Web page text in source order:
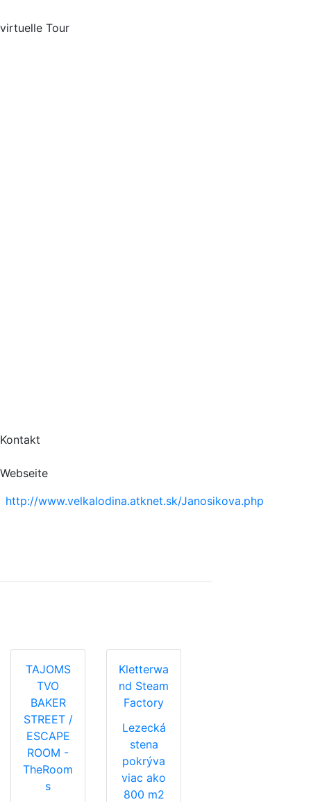
virtuelle Tour
Kontakt
Webseite
http://www.velkalodina.atknet.sk/Janosikova.php
TAJOMS
TVO
BAKER
STREET /
ESCAPE
ROOM -
TheRoom
s
Kletterwa
nd Steam
Factory
Lezecká
stena
pokrýva
viac ako
800 m2